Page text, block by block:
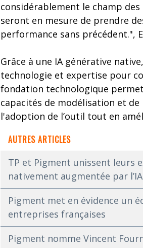
considérablement le champ
seront en mesure de prendre
performance sans précédent.",
Grâce à une IA générative
technologie et expertise pour
fondation technologique
capacités de modélisation et
l'adoption de l’outil tout en
AUTRES ARTICLES
TP et Pigment unissent leurs
nativement augmentée par l’IA
Pigment met en évidence un
entreprises françaises
Pigment nomme Vincent